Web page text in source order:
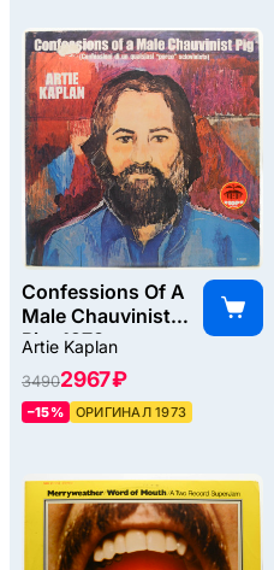
Confessions Of A
Male Chauvinist
Pig, 1973
Artie Kaplan
34902967 ₽
–15% ОРИГИНАЛ 1973